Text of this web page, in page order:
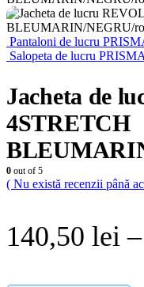
Pantaloni de lucru
Salopeta de lucru
Jacheta de
4STRETCH
0 out of 5
( Nu există recenzii până
140,50 lei –